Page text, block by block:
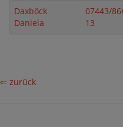
Daxböck
Daniela
07443/
13
⇐ zurück